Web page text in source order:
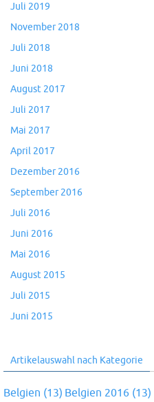
Juli 2019
November 2018
Juli 2018
Juni 2018
August 2017
Juli 2017
Mai 2017
April 2017
Dezember 2016
September 2016
Juli 2016
Juni 2016
Mai 2016
August 2015
Juli 2015
Juni 2015
Artikelauswahl nach Kategorie
Belgien (13) Belgien 2016 (13)